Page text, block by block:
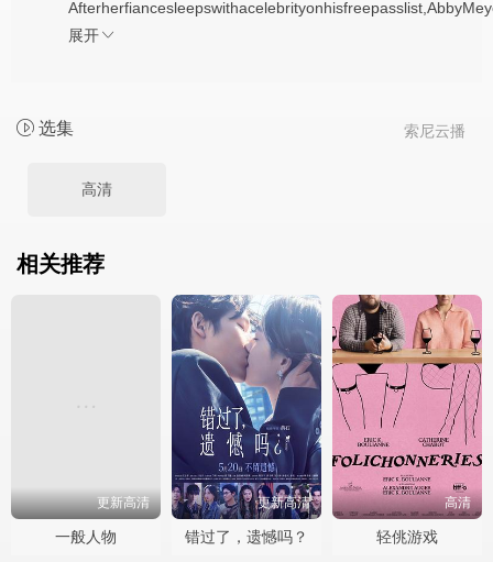
展开
索尼云播
选集
高清
相关推荐
更新高清
一般人物
更新高清
错过了，遗憾吗？
高清
轻佻游戏